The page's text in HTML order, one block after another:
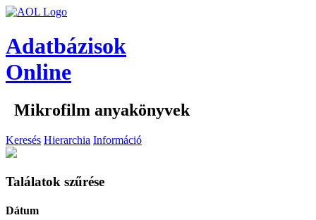
Adatbázisok
Online
Mikrofilm anyakönyvek
Keresés Hierarchia Információ
Találatok szűrése
Dátum